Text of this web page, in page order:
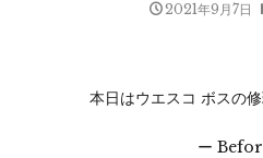
2021年9月7日
本日はウエスコ ボスの修
ー